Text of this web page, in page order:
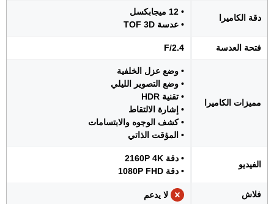
دقة الكاميرا
• 12 ميجابكسل
• عدسة TOF 3D
فتحة العدسة F/2.4
مميزات الكاميرا
• وضع عزل الخلفية
• وضع التصوير الليلي
• تقنية HDR
• إشارة الالتقاط
• كشف الوجوه والابتسامات
• المؤقت الذاتي
الفيديو
• دقة 2160P 4K
• دقة 1080P FHD
فلاش لا يدعم